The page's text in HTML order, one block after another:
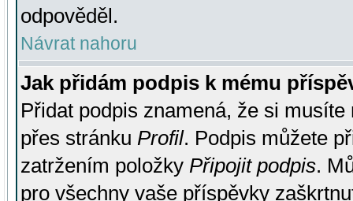
odpověděl.
Návrat nahoru
Jak přidám podpis k mému
Přidat podpis znamená, že si
přes stránku Profil. Podpis můžete
zatržením položky Připojit podpis.
pro všechny vaše příspěvky